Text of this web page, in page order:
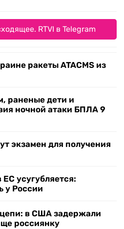
RTVI в Telegram
ракеты ATACMS из
раненые дети и
ночной атаки БПЛА 9
экзамен для получения
усугубляется:
у России
в США задержали
россиянку